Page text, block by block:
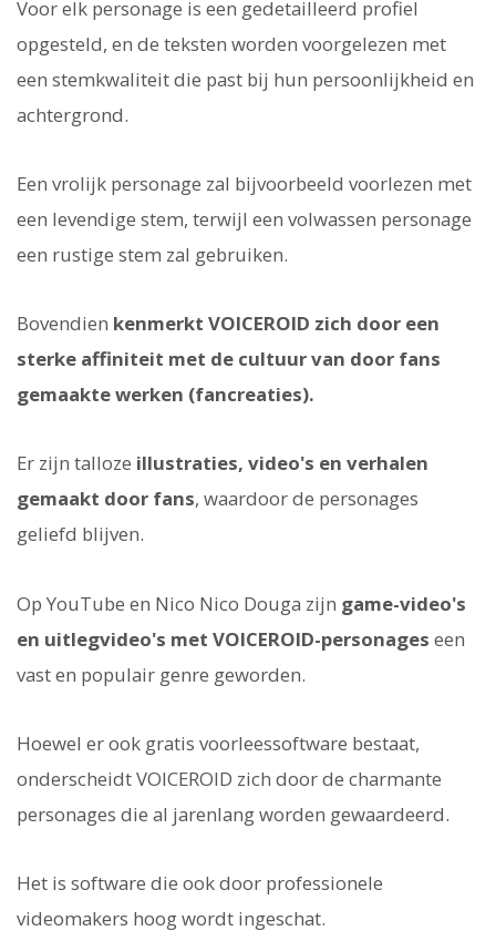
Voor elk personage is een gedetailleerd profiel
opgesteld, en de teksten worden voorgelezen met
een stemkwaliteit die past bij hun persoonlijkheid en
achtergrond.
Een vrolijk personage zal bijvoorbeeld voorlezen met
een levendige stem, terwijl een volwassen personage
een rustige stem zal gebruiken.
Bovendien kenmerkt VOICEROID zich door een
sterke affiniteit met de cultuur van door fans
gemaakte werken (fancreaties).
Er zijn talloze illustraties, video's en verhalen
gemaakt door fans, waardoor de personages
geliefd blijven.
Op YouTube en Nico Nico Douga zijn game-video's
en uitlegvideo's met VOICEROID-personages een
vast en populair genre geworden.
Hoewel er ook gratis voorleessoftware bestaat,
onderscheidt VOICEROID zich door de charmante
personages die al jarenlang worden gewaardeerd.
Het is software die ook door professionele
videomakers hoog wordt ingeschat.